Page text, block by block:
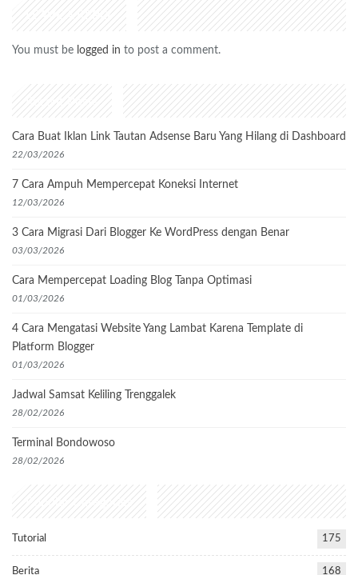
LEAVE A REPLY
You must be logged in to post a comment.
Recent Posts
Cara Buat Iklan Link Tautan Adsense Baru Yang Hilang di Dashboard
22/03/2026
7 Cara Ampuh Mempercepat Koneksi Internet
12/03/2026
3 Cara Migrasi Dari Blogger Ke WordPress dengan Benar
03/03/2026
Cara Mempercepat Loading Blog Tanpa Optimasi
01/03/2026
4 Cara Mengatasi Website Yang Lambat Karena Template di
Platform Blogger
01/03/2026
Jadwal Samsat Keliling Trenggalek
28/02/2026
Terminal Bondowoso
28/02/2026
Popular Categories
Tutorial 175
Berita 168